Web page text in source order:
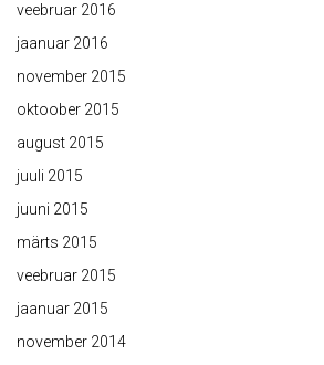
veebruar 2016
jaanuar 2016
november 2015
oktoober 2015
august 2015
juuli 2015
juuni 2015
märts 2015
veebruar 2015
jaanuar 2015
november 2014